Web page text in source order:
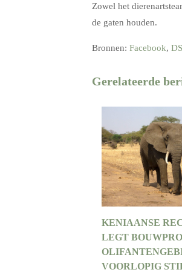
Zowel het
de gaten houden.
Bronnen: Facebook,
Gerelateerde
KENIAANSE
LEGT
VOORLOPIG